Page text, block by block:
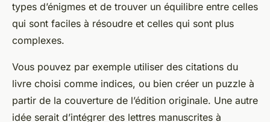
types d’énigmes et de trouver un équilibre entre celles
qui sont faciles à résoudre et celles qui sont plus
complexes.
Vous pouvez par exemple utiliser des citations du
livre choisi comme indices, ou bien créer un puzzle à
partir de la couverture de l’édition originale. Une autre
idée serait d’intégrer des lettres manuscrites à